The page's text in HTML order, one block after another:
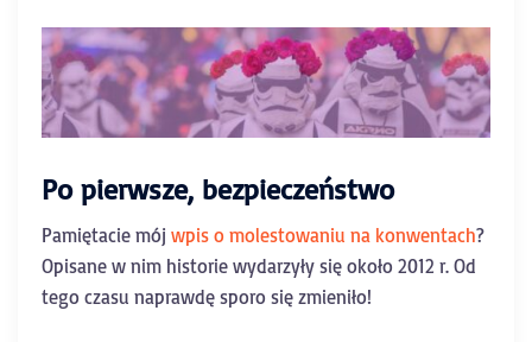
Po pierwsze, bezpieczeństwo
Pamiętacie mój wpis o molestowaniu na konwentach?
Opisane w nim historie wydarzyły się około 2012 r. Od
tego czasu naprawdę sporo się zmieniło!